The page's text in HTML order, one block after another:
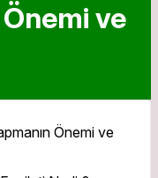
ve
Önemi ve